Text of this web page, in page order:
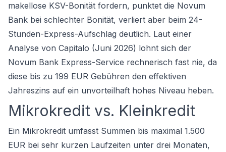
makellose KSV-Bonität fordern, punktet die Novum
Bank bei schlechter Bonität, verliert aber beim 24-
Stunden-Express-Aufschlag deutlich. Laut einer
Analyse von Capitalo (Juni 2026) lohnt sich der
Novum Bank Express-Service rechnerisch fast nie, da
diese bis zu 199 EUR Gebühren den effektiven
Jahreszins auf ein unvorteilhaft hohes Niveau heben.
Mikrokredit vs. Kleinkredit
Ein Mikrokredit umfasst Summen bis maximal 1.500
EUR bei sehr kurzen Laufzeiten unter drei Monaten,